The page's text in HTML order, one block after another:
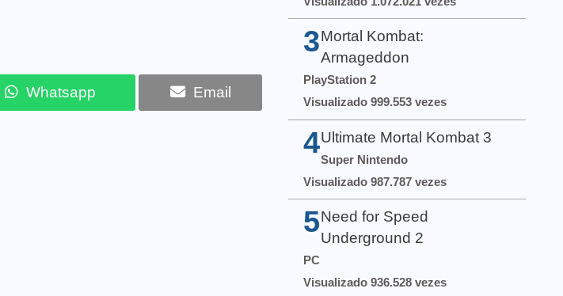
Whatsapp Email
3 Mortal Kombat:
Armageddon
PlayStation 2
Visualizado 999.553 vezes
4 Ultimate Mortal Kombat 3
Super Nintendo
Visualizado 987.787 vezes
5 Need for Speed
Underground 2
PC
Visualizado 936.528 vezes